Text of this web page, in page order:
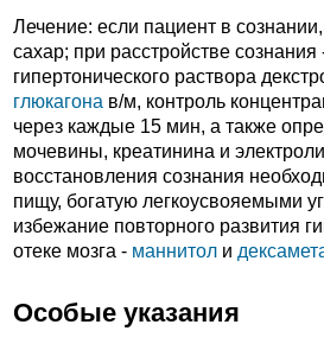
Лечение: если пациент в
сахар; при расстройстве
гипертонического раствора
глюкагона в/м, контроль
через каждые 15 мин, а также
мочевины, креатинина и
восстановления сознания
пищу, богатую легкоусвояемыми
избежание повторного развития
отеке мозга - маннитол и
Особые указания